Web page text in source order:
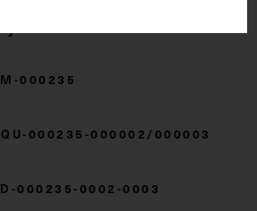
000235
000235-000002/000003
000235-0002-0003